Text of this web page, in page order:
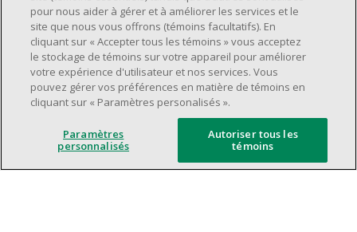
supervision.
Avoir une grande disponibilité (quarts de
travail le jour, le soir, la fin de semaine).
Être capable d'organiser efficacement son
temps et de gérer ses priorités.
Excellentes compétences en matière de
communication et de relations
interpersonnelles.
Avoir du leadership et un bon esprit
pour nous aider à gérer et à améliorer les services et le
site que nous vous offrons (témoins facultatifs). En
cliquant sur « Accepter tous les témoins » vous acceptez
le stockage de témoins sur votre appareil pour améliorer
votre expérience d'utilisateur et nos services. Vous
pouvez gérer vos préférences en matière de témoins en
cliquant sur « Paramètres personalisés ».
Paramètres
personnalisés
Autoriser tous les
témoins